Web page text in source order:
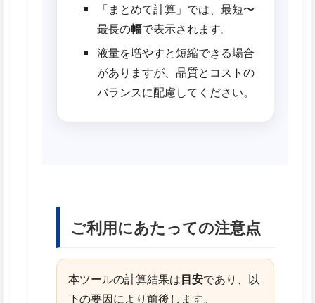
「まとめて計算」では、最短〜
最長の幅で表示されます。
液量を増やすと短縮できる場合
がありますが、品質とコストの
バランスに配慮してください。
ご利用にあたっての注意点
本ツールの計算結果は目安であり、以
下の要因により前後します。